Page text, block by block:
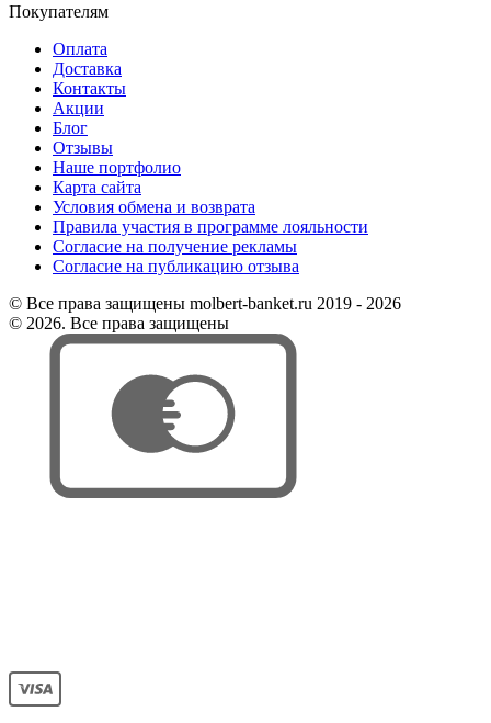
Покупателям
Оплата
Доставка
Контакты
Акции
Блог
Отзывы
Наше портфолио
Карта сайта
Условия обмена и возврата
Правила участия в программе лояльности
Согласие на получение рекламы
Согласие на публикацию отзыва
© Все права защищены molbert-banket.ru 2019 - 2026
© 2026. Все права защищены